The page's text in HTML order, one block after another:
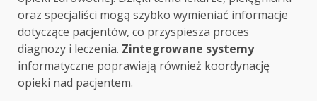
oraz specjaliści mogą szybko wymieniać informacje
dotyczące pacjentów, co przyspiesza proces
diagnozy i leczenia. Zintegrowane systemy
informatyczne poprawiają również koordynację
opieki nad pacjentem.